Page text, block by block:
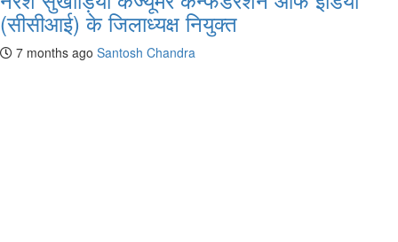
(सीसीआई) के जिलाध्यक्ष नियुक्त
7 months ago Santosh Chandra